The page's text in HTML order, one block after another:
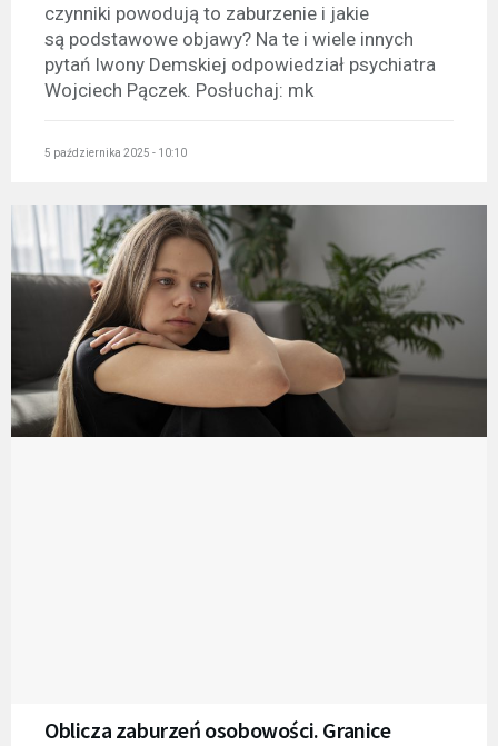
czynniki powodują to zaburzenie i jakie
są podstawowe objawy? Na te i wiele innych
pytań Iwony Demskiej odpowiedział psychiatra
Wojciech Pączek. Posłuchaj: mk
5 października 2025 - 10:10
Oblicza zaburzeń osobowości. Granice